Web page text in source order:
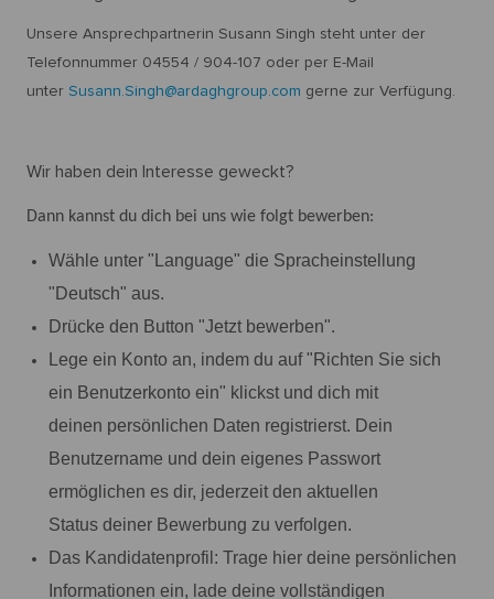
Unsere Ansprechpartnerin Susann Singh steht unter der
Telefonnummer 04554 / 904-107 oder per E-Mail
unter Susann.Singh@ardaghgroup.com gerne zur Verfügung.
Wir haben dein Interesse geweckt?
Dann kannst du dich bei uns wie folgt bewerben:
Wähle unter "Language" die Spracheinstellung
"Deutsch" aus.
Drücke den Button "Jetzt bewerben".
Lege ein Konto an, indem du auf "Richten Sie sich
ein Benutzerkonto ein" klickst und dich mit
deinen persönlichen Daten registrierst. Dein
Benutzername und dein eigenes Passwort
ermöglichen es dir, jederzeit den aktuellen
Status deiner Bewerbung zu verfolgen.
Das Kandidatenprofil: Trage hier deine persönlichen
Informationen ein, lade deine vollständigen